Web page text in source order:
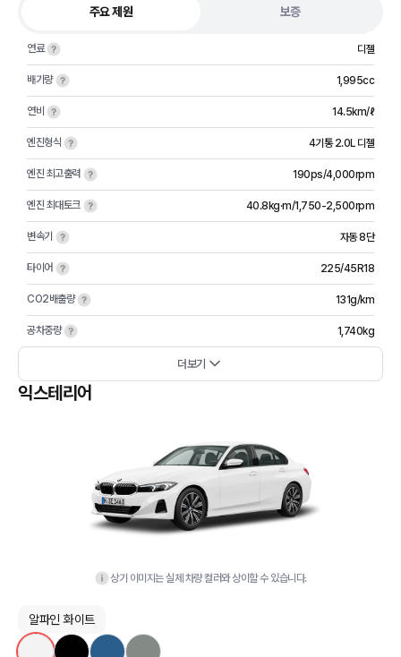
주요 제원 보증
연료 디젤
배기량 1,995cc
연비 14.5km/ℓ
엔진형식 4기통 2.0L 디젤
엔진 최고출력 190ps/4,000rpm
엔진 최대토크 40.8kg·m/1,750-2,500rpm
변속기 자동 8단
타이어 225/45R18
CO2배출량 131g/km
공차중량 1,740kg
더보기
익스테리어
상기 이미지는 실제 차량 컬러와 상이할 수 있습니다.
알파인 화이트